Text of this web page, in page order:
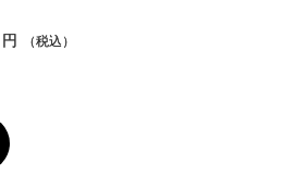
円 （税込）